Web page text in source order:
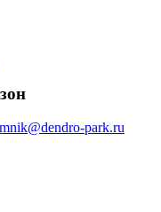
park.ru